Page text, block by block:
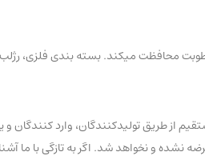
از طریق تولیدکنندگان، وارد کنندگان